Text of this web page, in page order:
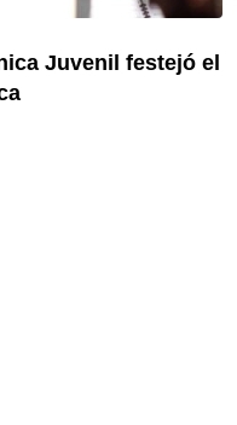
Juvenil festejó el